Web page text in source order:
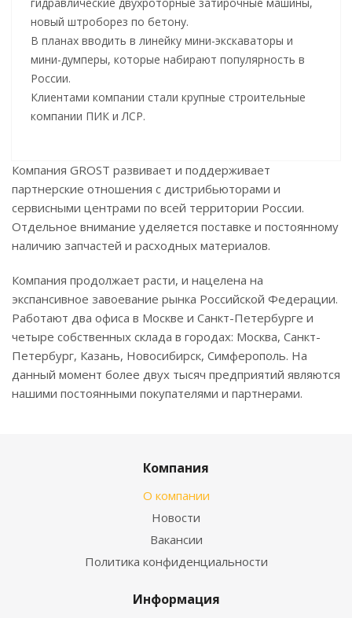
новый штроборез по бетону.
В планах вводить в линейку мини-экскаваторы и
мини-думперы, которые набирают популярность в
России.
Клиентами компании стали крупные строительные
компании ПИК и ЛСР.
Компания GROST развивает и поддерживает
партнерские отношения с дистрибьюторами и
сервисными центрами по всей территории России.
Отдельное внимание уделяется поставке и постоянному
наличию запчастей и расходных материалов.
Компания продолжает расти, и нацелена на
экспансивное завоевание рынка Российской Федерации.
Работают два офиса в Москве и Санкт-Петербурге и
четыре собственных склада в городах: Москва, Санкт-
Петербург, Казань, Новосибирск, Симферополь. На
данный момент более двух тысяч предприятий являются
нашими постоянными покупателями и партнерами.
Компания
О компании
Новости
Вакансии
Политика конфиденциальности
Информация